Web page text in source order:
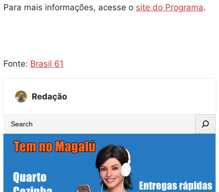
Para mais informações, acesse o site do Programa.
Fonte: Brasil 61
Redação
e